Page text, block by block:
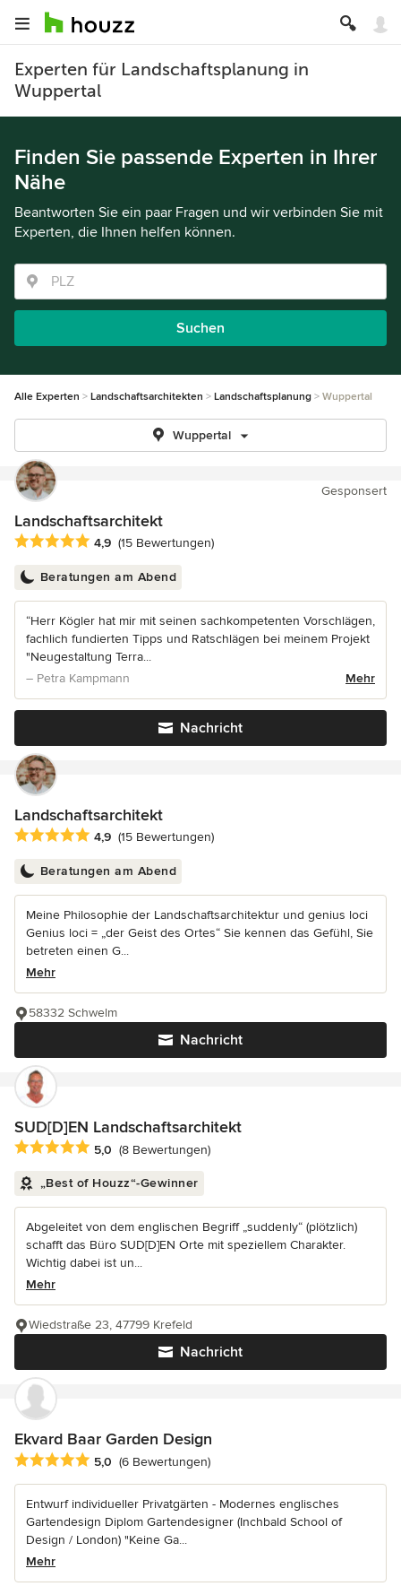
Experten für Landschaftsplanung in
Wuppertal
Finden Sie passende Experten in Ihrer
Nähe
Beantworten Sie ein paar Fragen und wir verbinden Sie mit
Experten, die Ihnen helfen können.
Suchen
Alle Experten Landschaftsarchitekten Landschaftsplanung Wuppertal
Wuppertal
Gesponsert
Landschaftsarchitekt
Durchschnittliche Bewertung: 4.9 von 5 Sternen
4,9 (15 Bewertungen)
Beratungen am Abend
“Herr Kögler hat mir mit seinen sachkompetenten Vorschlägen,
fachlich fundierten Tipps und Ratschlägen bei meinem Projekt
"Neugestaltung Terra...
– Petra Kampmann
Mehr
Nachricht
Landschaftsarchitekt
Durchschnittliche Bewertung: 4.9 von 5 Sternen
4,9 (15 Bewertungen)
Beratungen am Abend
Meine Philosophie der Landschaftsarchitektur und genius loci
Genius loci = „der Geist des Ortes“ Sie kennen das Gefühl, Sie
betreten einen G...
Mehr
Nachricht
58332 Schwelm
SUD[D]EN Landschaftsarchitekt
Durchschnittliche Bewertung: 5 von 5 Sternen
5,0 (8 Bewertungen)
„Best of Houzz“-Gewinner
Abgeleitet von dem englischen Begriff „suddenly“ (plötzlich)
schafft das Büro SUD[D]EN Orte mit speziellem Charakter.
Wichtig dabei ist un...
Mehr
Nachricht
Wiedstraße 23, 47799 Krefeld
Ekvard Baar Garden Design
Durchschnittliche Bewertung: 5 von 5 Sternen
5,0 (6 Bewertungen)
Entwurf individueller Privatgärten - Modernes englisches
Gartendesign Diplom Gartendesigner (Inchbald School of
Design / London) "Keine Ga...
Mehr